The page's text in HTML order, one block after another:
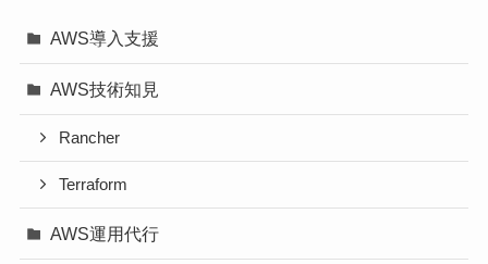
AWS導入支援
AWS技術知見
Rancher
Terraform
AWS運用代行